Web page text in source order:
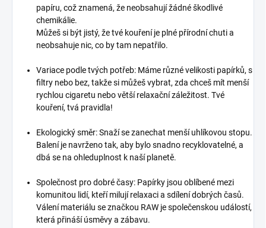
papíru, což znamená, že neobsahují žádné škodlivé
chemikálie.
Můžeš si být jistý, že tvé kouření je plné přírodní chuti a
neobsahuje nic, co by tam nepatřilo.
Variace podle tvých potřeb: Máme různé velikosti papírků, s
filtry nebo bez, takže si můžeš vybrat, zda chceš mít menší
rychlou cigaretu nebo větší relaxační záležitost. Tvé
kouření, tvá pravidla!
Ekologický směr: Snaží se zanechat menší uhlíkovou stopu.
Balení je navrženo tak, aby bylo snadno recyklovatelné, a
dbá se na ohleduplnost k naší planetě.
Společnost pro dobré časy: Papírky jsou oblíbené mezi
komunitou lidí, kteří milují relaxaci a sdílení dobrých časů.
Válení materiálu se značkou RAW je společenskou událostí,
která přináší úsměvy a zábavu.